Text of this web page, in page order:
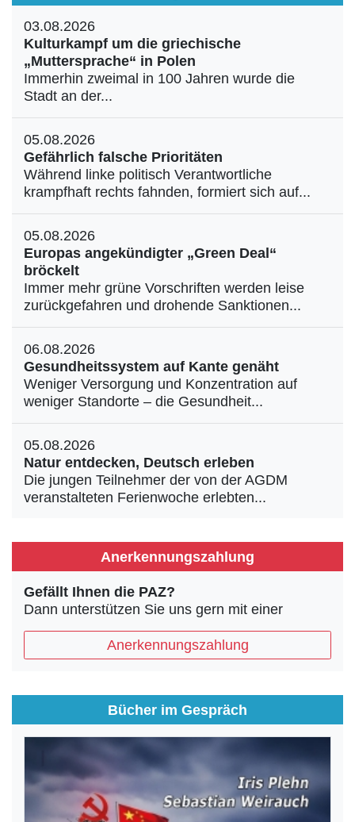
03.08.2026
Kulturkampf um die griechische
„Muttersprache“ in Polen
Immerhin zweimal in 100 Jahren wurde die
Stadt an der...
05.08.2026
Gefährlich falsche Prioritäten
Während linke politisch Verantwortliche
krampfhaft rechts fahnden, formiert sich auf...
05.08.2026
Europas angekündigter „Green Deal“
bröckelt
Immer mehr grüne Vorschriften werden leise
zurückgefahren und drohende Sanktionen...
06.08.2026
Gesundheitssystem auf Kante genäht
Weniger Versorgung und Konzentration auf
weniger Standorte – die Gesundheit...
05.08.2026
Natur entdecken, Deutsch erleben
Die jungen Teilnehmer der von der AGDM
veranstalteten Ferienwoche erlebten...
Anerkennungszahlung
Gefällt Ihnen die PAZ?
Dann unterstützen Sie uns gern mit einer
Anerkennungszahlung
Bücher im Gespräch